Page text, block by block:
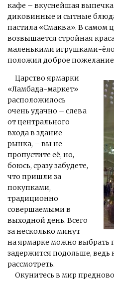
кафе – вкуснейшая
диковинные и сытные
пастила «Смаква». В самом
возвышается стройная
маленькими игрушками-
положил доброе пожелание
Царство ярмарки
«Ламбада-маркет»
расположилось
очень удачно – слева
от центрального
входа в здание
рынка, – вы не
пропустите её, но,
боюсь, сразу забудете,
что пришли за
покупками,
традиционно
совершаемыми в
выходной день. Всего
за несколько минут
на ярмарке можно выбрать
задержится подольше,
рассмотреть.
Окунитесь в мир